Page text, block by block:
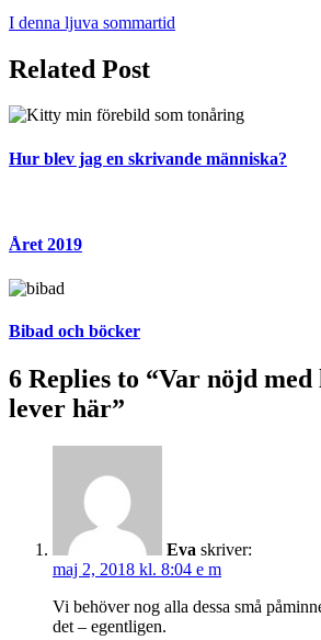
I denna ljuva sommartid
Related Post
Hur blev jag en skrivande människa?
Året 2019
Bibad och böcker
6 Replies to “Var nöjd
lever här”
Eva skriver:
maj 2, 2018 kl. 8:04 e m
Vi behöver nog alla dessa små
det – egentligen.